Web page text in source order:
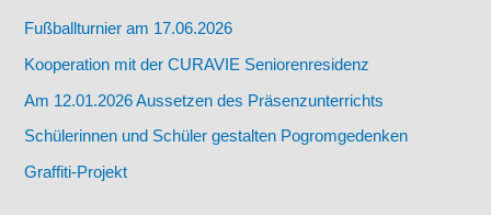
Fußballturnier am 17.06.2026
Kooperation mit der CURAVIE Seniorenresidenz
Am 12.01.2026 Aussetzen des Präsenzunterrichts
Schülerinnen und Schüler gestalten Pogromgedenken
Graffiti-Projekt